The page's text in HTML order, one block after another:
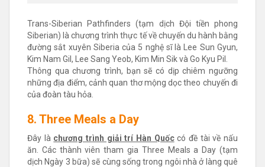
Trans-Siberian Pathfinders (tạm dịch Đội tiền phong
Siberian) là chương trình thực tế về chuyến du hành bằng
đường sắt xuyên Siberia của 5 nghệ sĩ là Lee Sun Gyun,
Kim Nam Gil, Lee Sang Yeob, Kim Min Sik và Go Kyu Pil.
Thông qua chương trình, bạn sẽ có dịp chiêm ngưỡng
những địa điểm, cảnh quan thơ mộng dọc theo chuyến đi
của đoàn tàu hỏa.
8. Three Meals a Day
Đây là chương trình giải trí Hàn Quốccó đề tài về nấu
ăn. Các thành viên tham gia Three Meals a Day (tạm
dịch Ngày 3 bữa) sẽ cùng sống trong ngôi nhà ở làng quê